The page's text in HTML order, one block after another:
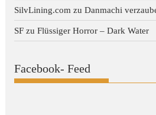
SilvLining.com zuDanmachi
SF zuFlüssiger Horror – Dark Water
Facebook- Feed